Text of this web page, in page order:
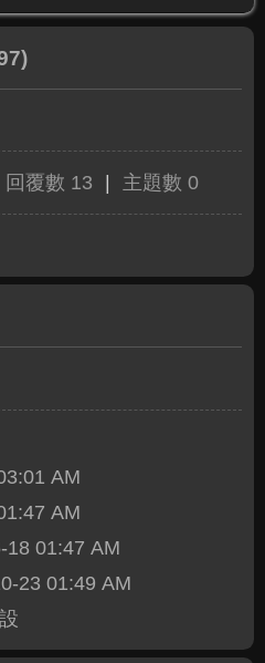
回覆數 13 主題數 0
AM
AM
18 01:47 AM
23 01:49 AM